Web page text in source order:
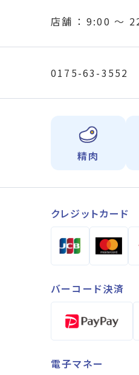
店舗 ： 9:00 〜
0175-63-3552
精肉
クレジットカード
バーコード決済
電子マネー